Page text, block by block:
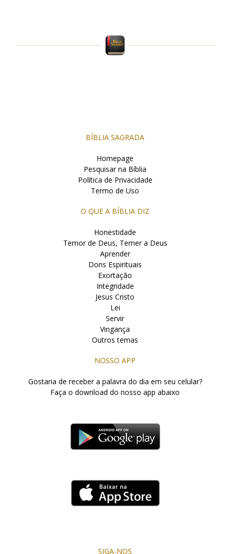
BÍBLIA SAGRADA
Homepage
Pesquisar na Bíblia
Política de Privacidade
Termo de Uso
O QUE A BÍBLIA DIZ
Honestidade
Temor de Deus, Temer a Deus
Aprender
Dons Espirituais
Exortação
Integridade
Jesus Cristo
Lei
Servir
Vingança
Outros temas
NOSSO APP
Gostaria de receber a palavra do dia em seu celular?
Faça o download do nosso app abaixo
SIGA-NOS